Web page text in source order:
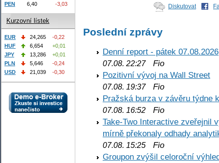
Diskutovat
Poslední zprávy
Denní report - pátek 07.08.2026
07.08. 22:27Fio
Pozitivní vývoj na Wall Street
07.08. 19:37Fio
Pražská burza v závěru týdne
07.08. 16:52 Fio
Take-Two Interactive zveřejnil
mírně překonaly odhady
07.08. 15:25 Fio
Groupon zvýšil celoroční
PEN
6,40 -3,03
Kurzovní lístek
EUR 24,265
-0,22
HUF
6,654
+0,01
JPY
13,286
+0,01
PLN
5,646
-0,24
USD
21,039 -0,30